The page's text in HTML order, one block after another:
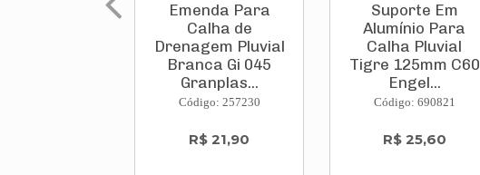
Emenda Para
Calha de
Drenagem Pluvial
Branca Gi 045
Granplas...
Código: 257230
R$ 21,90
Suporte Em
Alumínio Para
Calha Pluvial
Tigre 125mm C60
Engel...
Código: 690821
R$ 25,60